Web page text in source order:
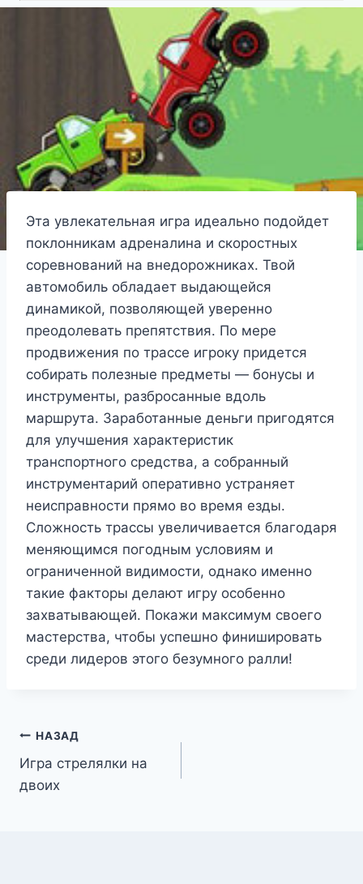
Эта увлекательная игра идеально подойдет
поклонникам адреналина и скоростных
соревнований на внедорожниках. Твой
автомобиль обладает выдающейся
динамикой, позволяющей уверенно
преодолевать препятствия. По мере
продвижения по трассе игроку придется
собирать полезные предметы — бонусы и
инструменты, разбросанные вдоль
маршрута. Заработанные деньги пригодятся
для улучшения характеристик
транспортного средства, а собранный
инструментарий оперативно устраняет
неисправности прямо во время езды.
Сложность трассы увеличивается благодаря
меняющимся погодным условиям и
ограниченной видимости, однако именно
такие факторы делают игру особенно
захватывающей. Покажи максимум своего
мастерства, чтобы успешно финишировать
среди лидеров этого безумного ралли!
Навигация
по
НАЗАД
Игра стрелялки на
двоих